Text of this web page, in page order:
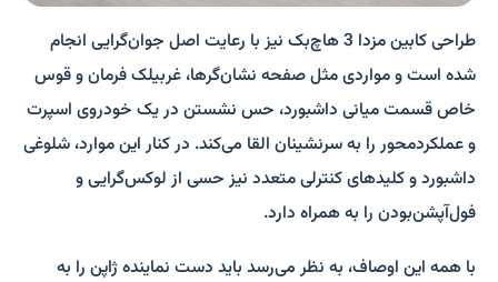
طراحی کابین مزدا 3 هاچ‌بک نیز با رعایت اصل جوان‌گرایی انجام
شده است و مواردی مثل صفحه نشان‌گر‌ها، غربیلک فرمان و قوس
خاص قسمت میانی داشبورد، حس نشستن در یک خودروی اسپرت
و عملکرد‌محور را به سرنشینان القا می‌کند. در کنار این موارد، شلوغی
داشبورد و کلیدهای کنترلی متعدد نیز حسی از لوکس‌گرایی و
فول‌آپشن‌بودن را به همراه دارد.
با همه این اوصاف، به نظر می‌رسد باید دست نماینده ژاپن را به